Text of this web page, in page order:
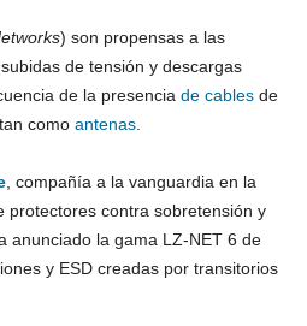
) son propensas a las
de tensión y descargas
de la presencia de cables de
como antenas
, compañía a la vanguardia en la
protectores contra sobretensión y
anunciado la gama LZ-NET 6 de
y ESD creadas por transitorios